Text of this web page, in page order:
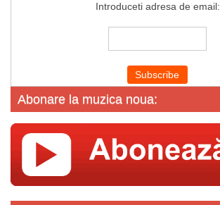
Introduceti adresa de email:
Abonare la muzica noua: